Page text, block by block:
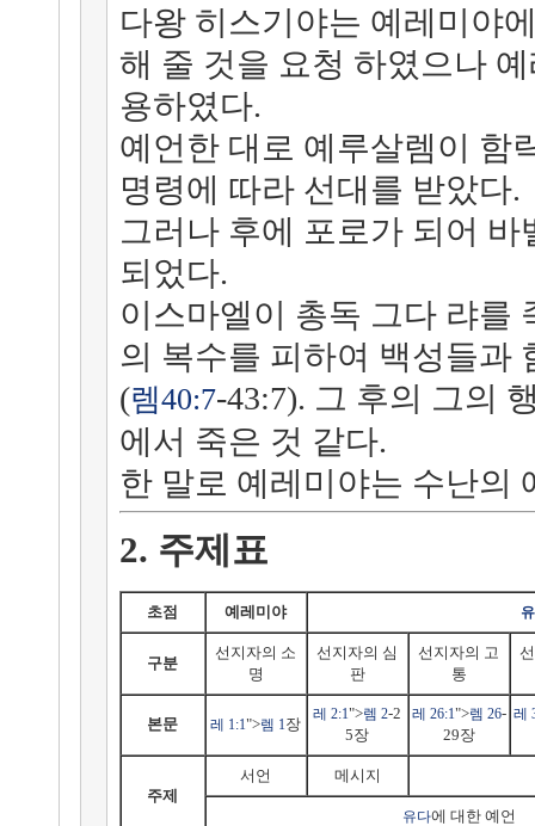
다왕 히스기야는 예레미야
해 줄 것을 요청 하였으나
용하였다.
예언한 대로 예루살렘이 함
명령에 따라 선대를 받았다.
그러나 후에 포로가 되어
되었다.
이스마엘이 총독 그다 랴를
의 복수를 피하여 백성들과
(렘40:7-43:7). 그 후의 그의
에서 죽은 것 같다.
한 말로 예레미야는 수난의
2. 주제표
초점 예레미야
구분
선지자의 소
명
선지자의 심
판
선지자의 고
통
본문 레 1:1">렘 1 장
레 2:1">렘 2-2
5장
레 26:1">렘 26-
29장
레
주제
서언 메시지
유다에 대한 예언